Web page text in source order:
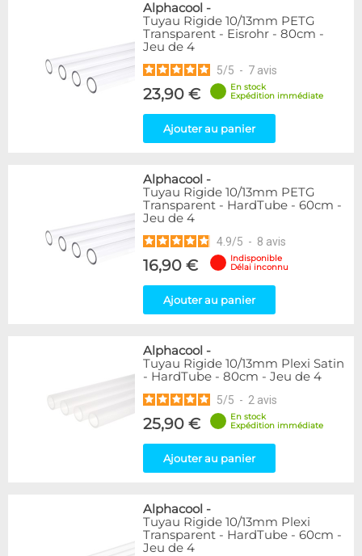
Alphacool -
Tuyau Rigide 10/13mm PETG
Transparent - Eisrohr - 80cm -
Jeu de 4
5/5 - 7 avis
23,90 €
En stock
Expédition immédiate
Ajouter au panier
Alphacool -
Tuyau Rigide 10/13mm PETG
Transparent - HardTube - 60cm -
Jeu de 4
4.9/5 - 8 avis
16,90 €
Indisponible
Délai inconnu
Ajouter au panier
Alphacool -
Tuyau Rigide 10/13mm Plexi Satin
- HardTube - 80cm - Jeu de 4
5/5 - 2 avis
25,90 €
En stock
Expédition immédiate
Ajouter au panier
Alphacool -
Tuyau Rigide 10/13mm Plexi
Transparent - HardTube - 60cm -
Jeu de 4